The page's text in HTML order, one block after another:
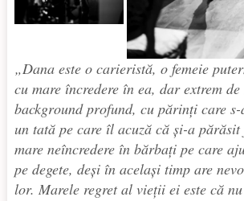
„Dana este o carieristă, o femeie
cu mare încredere în ea, dar extrem
background profund, cu părinți care
un tată pe care îl acuză că și-a
mare neîncredere în bărbați pe care
pe degete, deși în același timp are
lor. Marele regret al vieții ei este că